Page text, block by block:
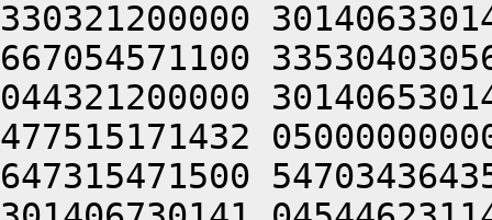
330321200000
667054571100
044321200000
477515171432
647315471500